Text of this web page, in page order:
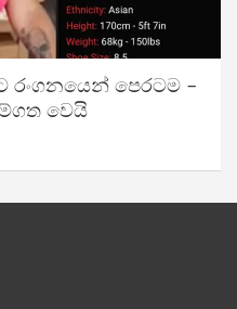
රංගනයෙන් පෙරටම –
වෙයි